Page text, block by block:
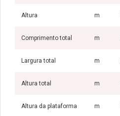
Altura m
Comprimento total m
Largura total m
Altura total m
Altura da plataforma m